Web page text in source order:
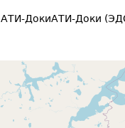
АТИ-ДокиАТИ-Доки